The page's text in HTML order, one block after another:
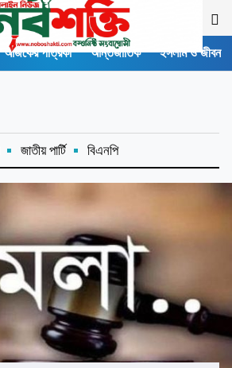
আজকের পত্রিকা আন্তর্জাতিক ইসলাম ও জীবন
জাতীয় পার্টি বিএনপি